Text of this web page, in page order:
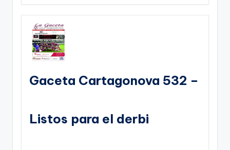
Gaceta Cartagonova 532 –
Listos para el derbi